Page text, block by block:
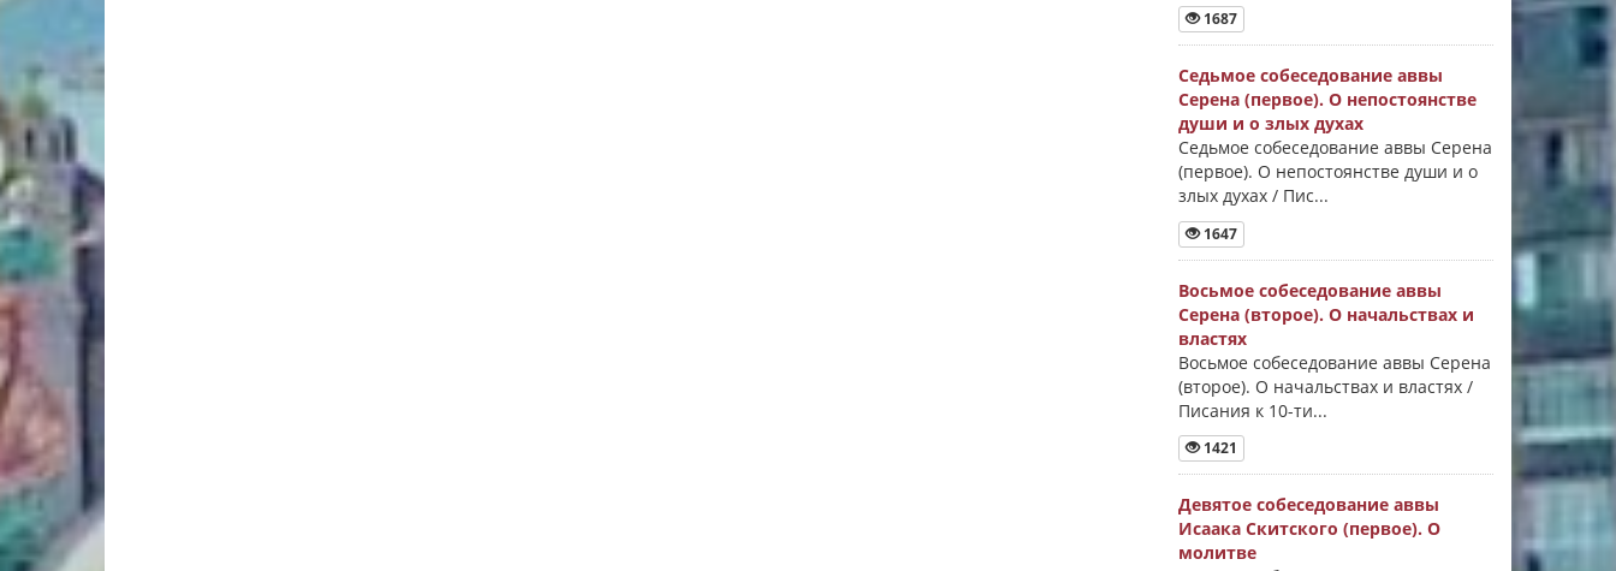
1687
Седьмое собеседование аввы
Серена (первое). О непостоянстве
души и о злых духах
Седьмое собеседование аввы Серена
(первое). О непостоянстве души и о
злых духах / Пис...
1647
Восьмое собеседование аввы
Серена (второе). О начальствах и
властях
Восьмое собеседование аввы Серена
(второе). О начальствах и властях /
Писания к 10-ти...
1421
Девятое собеседование аввы
Исаака Скитского (первое). О
молитве